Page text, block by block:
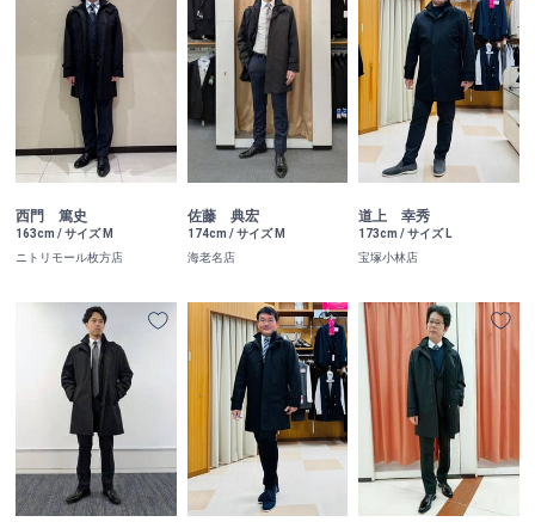
西門 篤史
163cm / サイズ M
ニトリモール枚方店
佐藤 典宏
174cm / サイズ M
海老名店
道上 幸秀
173cm / サイズ L
宝塚小林店